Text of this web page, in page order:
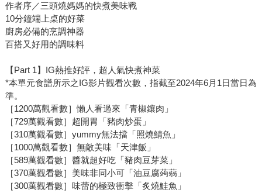
作者序／三頭燒媽媽的快煮美味戰
10分鐘端上桌的好菜
廚房必備的烹調神器
百搭又好用的調味料
【Part 1】IG熱推好評，超人氣快煮神菜
*本單元食譜所示之IG影片觀看次數，指截至2024年6月1日當日為
準。
［1200萬觀看數］懶人看過來「青椒鑲肉」
［729萬觀看數］超開胃「豬肉炒蛋」
［310萬觀看數］yummy無法擋「照燒鯖魚」
［1000萬觀看數］無敵美味「天津飯」
［589萬觀看數］醬就超好吃「豬肉豆芽菜」
［370萬觀看數］美味非同小可「油豆腐蒟蒻」
［300萬觀看數］味蕾的極致衝擊「炙燒鮭魚」